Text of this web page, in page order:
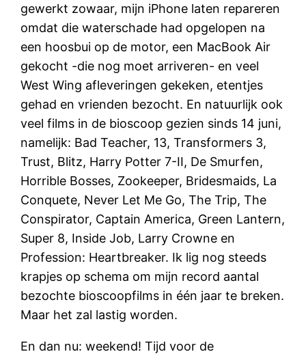
gewerkt zowaar, mijn iPhone laten repareren
omdat die waterschade had opgelopen na
een hoosbui op de motor, een MacBook Air
gekocht -die nog moet arriveren- en veel
West Wing afleveringen gekeken, etentjes
gehad en vrienden bezocht. En natuurlijk ook
veel films in de bioscoop gezien sinds 14 juni,
namelijk: Bad Teacher, 13, Transformers 3,
Trust, Blitz, Harry Potter 7-II, De Smurfen,
Horrible Bosses, Zookeeper, Bridesmaids, La
Conquete, Never Let Me Go, The Trip, The
Conspirator, Captain America, Green Lantern,
Super 8, Inside Job, Larry Crowne en
Profession: Heartbreaker. Ik lig nog steeds
krapjes op schema om mijn record aantal
bezochte bioscoopfilms in één jaar te breken.
Maar het zal lastig worden.
En dan nu: weekend! Tijd voor de